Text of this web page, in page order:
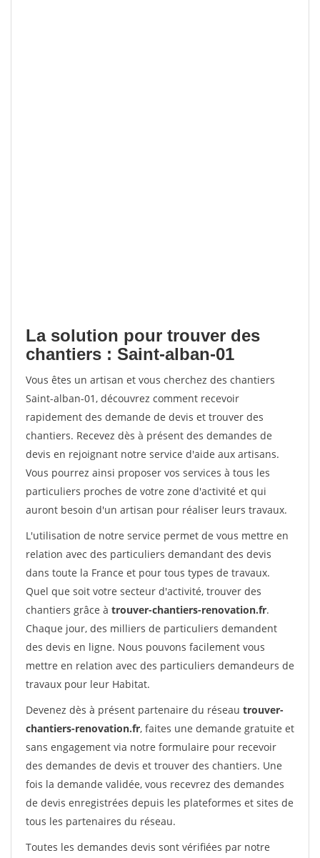
La solution pour trouver des
chantiers : Saint-alban-01
Vous êtes un artisan et vous cherchez des chantiers
Saint-alban-01, découvrez comment recevoir
rapidement des demande de devis et trouver des
chantiers. Recevez dès à présent des demandes de
devis en rejoignant notre service d'aide aux artisans.
Vous pourrez ainsi proposer vos services à tous les
particuliers proches de votre zone d'activité et qui
auront besoin d'un artisan pour réaliser leurs travaux.
L'utilisation de notre service permet de vous mettre en
relation avec des particuliers demandant des devis
dans toute la France et pour tous types de travaux.
Quel que soit votre secteur d'activité, trouver des
chantiers grâce à trouver-chantiers-renovation.fr.
Chaque jour, des milliers de particuliers demandent
des devis en ligne. Nous pouvons facilement vous
mettre en relation avec des particuliers demandeurs de
travaux pour leur Habitat.
Devenez dès à présent partenaire du réseau trouver-
chantiers-renovation.fr, faites une demande gratuite et
sans engagement via notre formulaire pour recevoir
des demandes de devis et trouver des chantiers. Une
fois la demande validée, vous recevrez des demandes
de devis enregistrées depuis les plateformes et sites de
tous les partenaires du réseau.
Toutes les demandes devis sont vérifiées par notre